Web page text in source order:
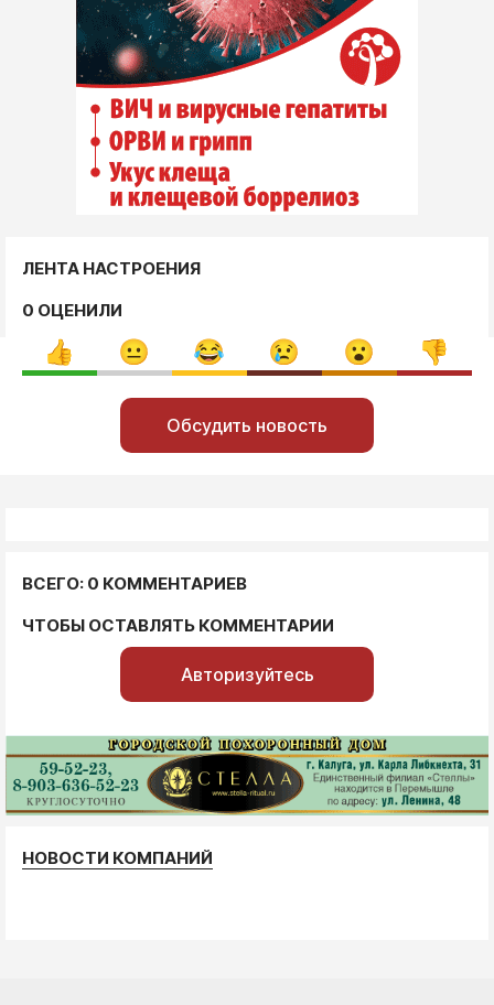
ЛЕНТА НАСТРОЕНИЯ
0 ОЦЕНИЛИ
Обсудить новость
ВСЕГО: 0 КОММЕНТАРИЕВ
ЧТОБЫ ОСТАВЛЯТЬ КОММЕНТАРИИ
Авторизуйтесь
НОВОСТИ КОМПАНИЙ